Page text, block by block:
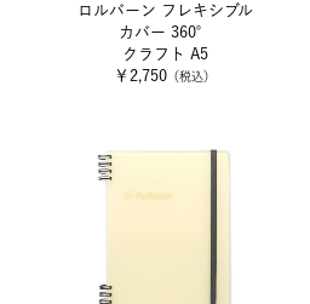
ロルバーン フレキシブル
カバー 360°
クラフト A5
￥2,750 （税込）